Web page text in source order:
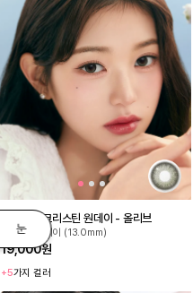
원앤온리 크리스틴 원데이 - 올리브
올리브 | 원데이 (13.0mm)
19,000원
+5가지 컬러
눈